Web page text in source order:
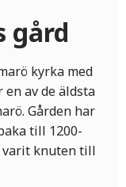
gård
kyrka med
av de äldsta
Gården har
till 1200-
varit knuten till